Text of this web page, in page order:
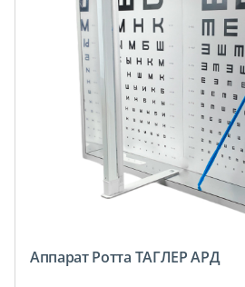
Аппарат Ротта ТАГЛЕР АРД